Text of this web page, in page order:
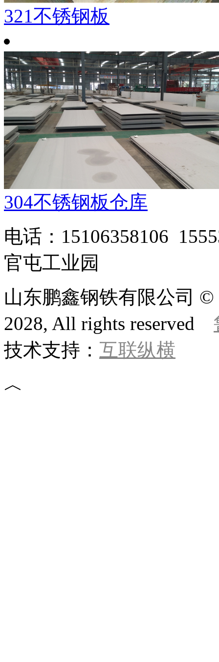
321不锈钢板
304不锈钢板仓库
电话：15106358106
官屯工业园
山东鹏鑫钢铁有限公司
2028, All rights reserved
技术支持： 互联纵横
︿